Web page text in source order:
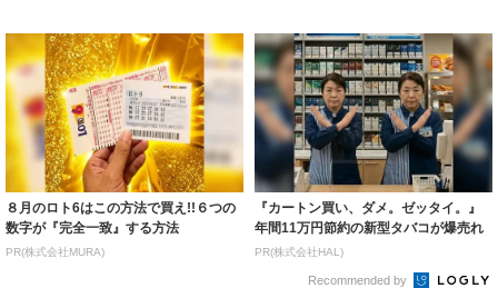
８月のロト6はこの方法で買え!!６つの
数字が『完全一致』する方法
PR(株式会社MURA)
『カートン買い、ダメ。ゼッタイ。』
年間11万円節約の新型タバコが爆売れ
PR(株式会社HAL)
Recommended by